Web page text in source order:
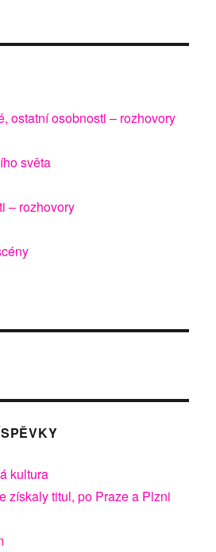
ostatní osobnosti – rozhovory
světa
– rozhovory
kultura
získaly titul, po Praze a Plzni